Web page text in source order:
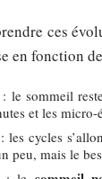
ces
en fonction
le sommeil
et les micro-
les cycles
peu, mais le